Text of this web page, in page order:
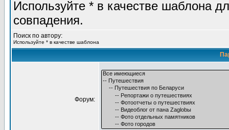
Используйте * в качестве шаблона
совпадения.
Поиск по автору:
Используйте * в качестве шаблона
Форум: